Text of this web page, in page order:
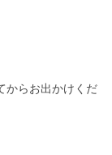
からお出かけくだ